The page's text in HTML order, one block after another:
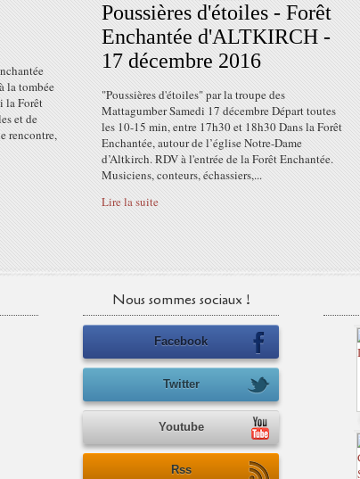
la tombée
la Forêt
et de
rencontre,
Poussières d'étoiles - Forêt
Enchantée d'ALTKIRCH -
17 décembre 2016
"Poussières d'étoiles" par la troupe des
Mattagumber Samedi 17 décembre Départ toutes
les 10-15 min, entre 17h30 et 18h30 Dans la Forêt
Enchantée, autour de l’église Notre-Dame
d’Altkirch. RDV à l'entrée de la Forêt Enchantée.
Musiciens, conteurs, échassiers,...
Lire la suite
Nous sommes sociaux !
Facebook
Twitter
Youtube
Rss